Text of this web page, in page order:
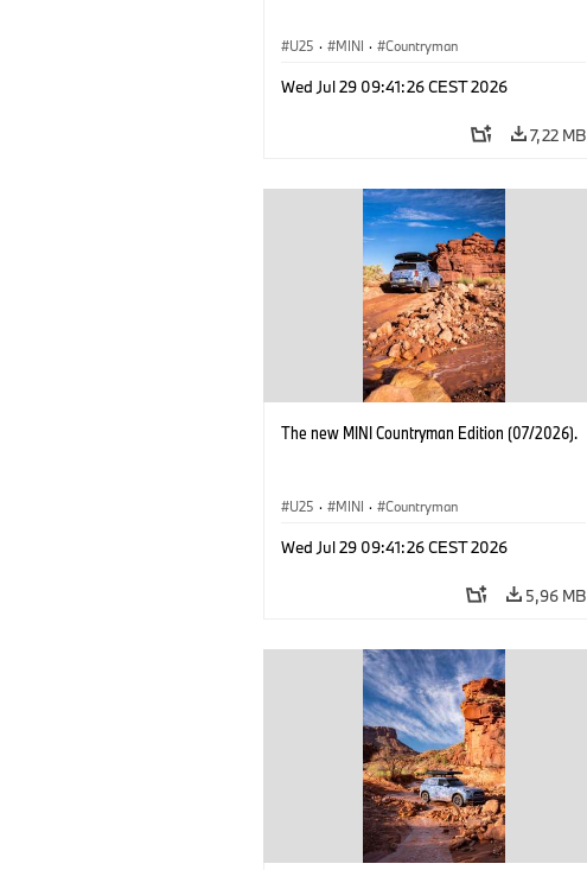
U25 · MINI · Countryman
Wed Jul 29 09:41:26 CEST 2026
7,22 MB
The new MINI Countryman Edition (07/2026).
U25 · MINI · Countryman
Wed Jul 29 09:41:26 CEST 2026
5,96 MB